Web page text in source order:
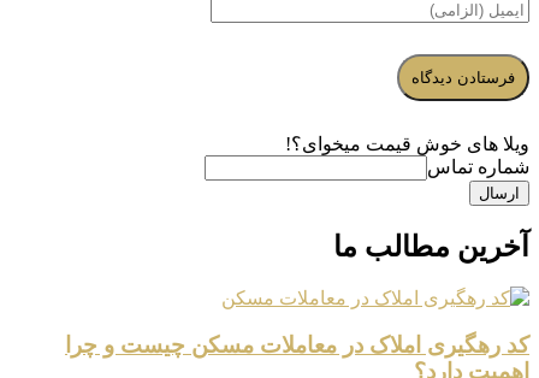
ویلا های خوش قیمت میخوای؟!
شماره تماس
ارسال
آخرین مطالب ما
کد رهگیری املاک در معاملات مسکن چیست و چرا
اهمیت دارد؟